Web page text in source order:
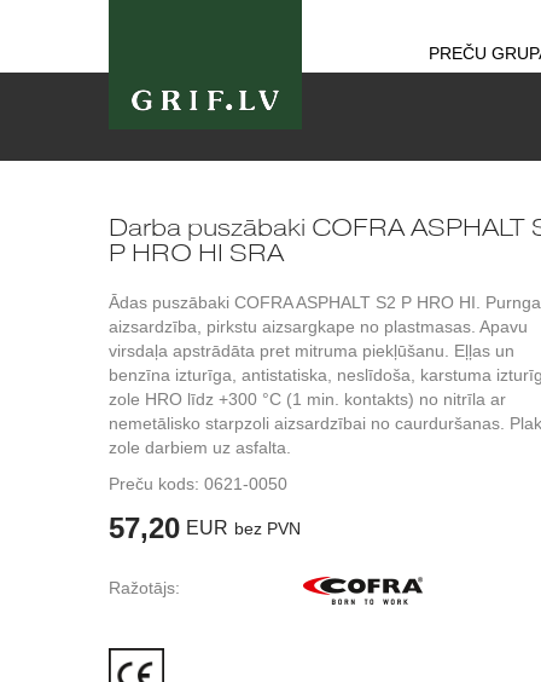
PREČU
Darba puszābaki COFRA ASPHALT
P HRO HI SRA
Ādas puszābaki COFRA ASPHALT S2 P HRO HI.
aizsardzība, pirkstu aizsargkape no plastmasas. Apavu
virsdaļa apstrādāta pret mitruma piekļūšanu. Eļļas un
benzīna izturīga, antistatiska, neslīdoša, karstuma
zole HRO līdz +300 °C (1 min. kontakts) no nitrīla ar
nemetālisko starpzoli aizsardzībai no caurduršanas.
zole darbiem uz asfalta.
Preču kods: 0621-0050
57,20 EUR bez PVN
Ražotājs: